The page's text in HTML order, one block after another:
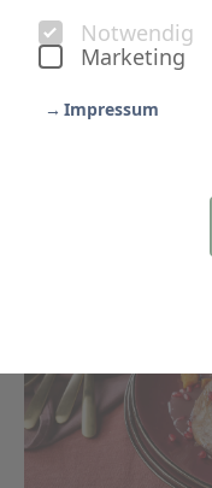
Notwendig
Marketing
Impressum